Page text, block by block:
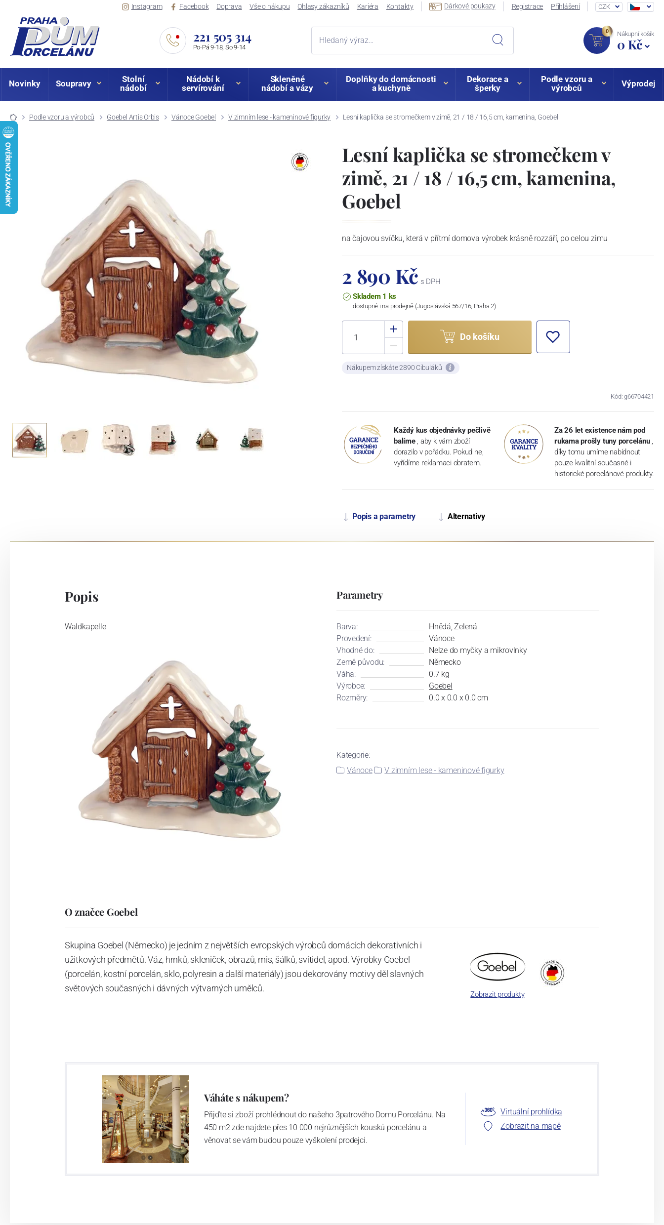
Instagram Facebook Doprava Vše o nákupu Ohlasy zákazníků Kariéra Kontakty Dárkové poukazy Registrace Přihlášení CZK
221 505 314
Po-Pá 9-18, So 9-14
0 Nákupní košík
0 Kč
Novinky Soupravy
Stolní
nádobí
Nádobí k
servírování
Skleněné
nádobí a vázy
Doplňky do domácnosti
a kuchyně
Dekorace a
šperky
Podle vzoru a
výrobců
Výprodej
Podle vzoru a výrobců Goebel Artis Orbis Vánoce Goebel V zimním lese - kameninové figurky Lesní kaplička se stromečkem v zimě, 21 / 18 / 16,5 cm, kamenina, Goebel
Lesní kaplička se stromečkem v
zimě, 21 / 18 / 16,5 cm, kamenina,
Goebel
na čajovou svíčku, která v přítmí domova výrobek krásně rozzáří, po celou zimu
2 890 Kč s DPH
Skladem 1 ks
dostupné i na prodejně (Jugoslávská 567/16, Praha 2)
Do košíku
Nákupem získáte 2890 Cibuláků
Kód: g66704421
Každý kus objednávky pečlivě
balíme , aby k vám zboží
dorazilo v pořádku. Pokud ne,
vyřídíme reklamaci obratem.
Za 26 let existence nám pod
rukama prošly tuny porcelánu ,
díky tomu umíme nabídnout
pouze kvalitní současné i
historické porcelánové produkty.
Popis a parametry Alternativy
Popis
Waldkapelle
Parametry
Barva:
Hnědá, Zelená
Provedení:
Vánoce
Vhodné do:
Nelze do myčky a mikrovlnky
Země původu:
Německo
Váha:
0.7 kg
Výrobce:
Goebel
Rozměry:
0.0 x 0.0 x 0.0 cm
Kategorie:
Vánoce
V zimním lese - kameninové figurky
O značce Goebel
Skupina Goebel (Německo) je jedním z největších evropských výrobců domácích dekorativních i
užitkových předmětů. Váz, hrnků, skleniček, obrazů, mis, šálků, svítidel, apod. Výrobky Goebel
(porcelán, kostní porcelán, sklo, polyresin a další materiály) jsou dekorovány motivy děl slavných
světových současných i dávných výtvarných umělců.
Zobrazit produkty
Váháte s nákupem?
Přijďte si zboží prohlédnout do našeho 3patrového Domu Porcelánu. Na
450 m2 zde najdete přes 10 000 nejrůznějších kousků porcelánu a
věnovat se vám budou pouze vyškolení prodejci.
Virtuální prohlídka
Zobrazit na mapě